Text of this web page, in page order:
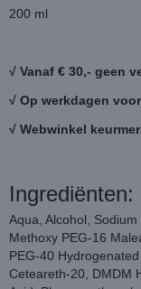
200 ml
√ Vanaf € 30,- geen
√ Op werkdagen
√ Webwinkel
Ingrediënten:
Aqua, Alcohol,
Methoxy PEG-16
PEG-40
Ceteareth-20, DMDM